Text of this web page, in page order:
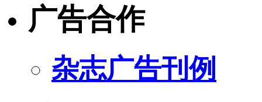
广告合作
杂志广告刊例